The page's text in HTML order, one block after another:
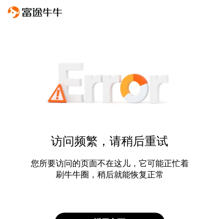
访问频繁，请稍后重试
您所要访问的页面不在这儿，它可能正忙着
刷牛牛圈，稍后就能恢复正常